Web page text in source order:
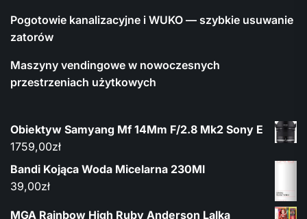
Pogotowie kanalizacyjne i WUKO — szybkie usuwanie
zatorów
Maszyny vendingowe w nowoczesnych
przestrzeniach użytkowych
Obiektyw Samyang Mf 14Mm F/2.8 Mk2 Sony E
1759,00zł
Bandi Kojąca Woda Micelarna 230Ml
39,00zł
MGA Rainbow High Ruby Anderson Lalka